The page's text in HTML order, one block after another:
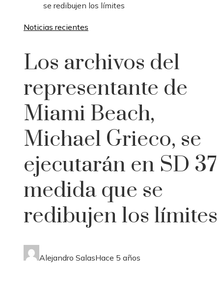
se redibujen los límites
Noticias recientes
Los archivos del
representante de
Miami Beach,
Michael Grieco, se
ejecutarán en SD
medida que se
redibujen los límites
Alejandro SalasHace 5 años